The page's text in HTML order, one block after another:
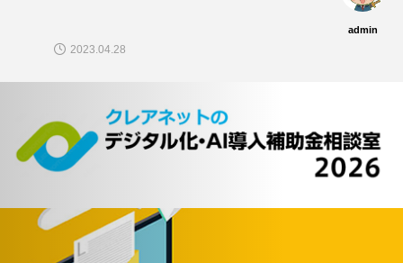
admin
2023.04.28